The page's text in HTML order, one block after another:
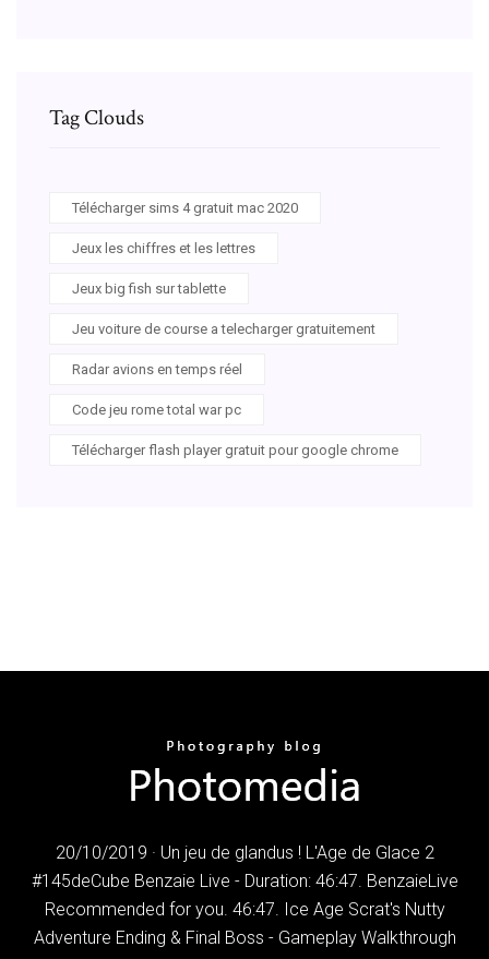
Tag Clouds
Télécharger sims 4 gratuit mac 2020
Jeux les chiffres et les lettres
Jeux big fish sur tablette
Jeu voiture de course a telecharger gratuitement
Radar avions en temps réel
Code jeu rome total war pc
Télécharger flash player gratuit pour google chrome
20/10/2019 · Un jeu de glandus ! L'Age de Glace 2
#145deCube Benzaie Live - Duration: 46:47. BenzaieLive
Recommended for you. 46:47. Ice Age Scrat's Nutty
Adventure Ending & Final Boss - Gameplay Walkthrough